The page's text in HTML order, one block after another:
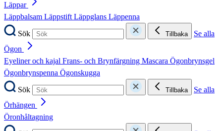
Läppar
Läppbalsam LäppstiftLäppglans Läppenna
Sök
Tillbaka
Se alla
Ögon
Eyeliner och kajal Frans- och Brynfärgning Mascara Ögonbrynsgel
Ögonbrynspenna Ögonskugga
Sök
Tillbaka
Se alla
Örhängen
Öronhåltagning